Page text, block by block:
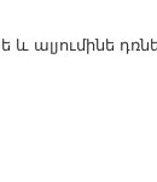
ալյումինե